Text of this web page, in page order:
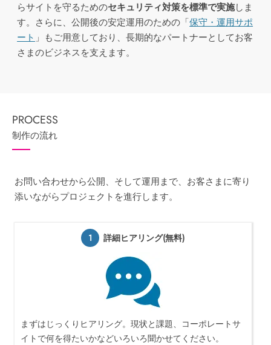
らサイトを守るためのセキュリティ対策を標準で実施しま
す。さらに、公開後の安定運用のための「保守・運用サポ
ート 」もご用意しており、長期的なパートナーとしてお客
さまのビジネスを支えます。
制作の流れ
お問い合わせから公開、そして運用まで、お客さまに寄り
添いながらプロジェクトを進行します。
1 詳細ヒアリング(無料)
まずはじっくりヒアリング。現状と課題、コーポレートサ
イトで何を得たいかなどいろいろ聞かせてください。